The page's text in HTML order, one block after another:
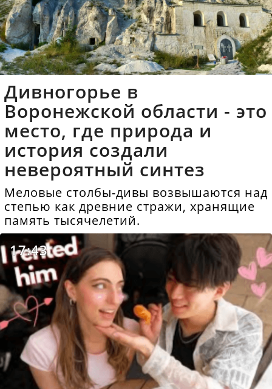
Дивногорье в
Воронежской области - это
место, где природа и
история создали
невероятный синтез
Меловые столбы-дивы возвышаются над
степью как древние стражи, хранящие
память тысячелетий.
17:43